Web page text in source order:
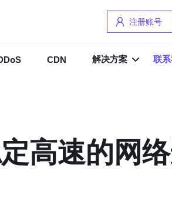
注册账号
CDN 解决方案 联
高速的网